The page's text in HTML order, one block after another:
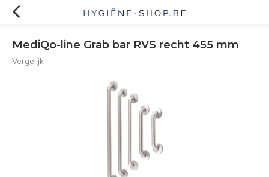
MediQo-line Grab bar RVS recht 455 mm
Vergelijk